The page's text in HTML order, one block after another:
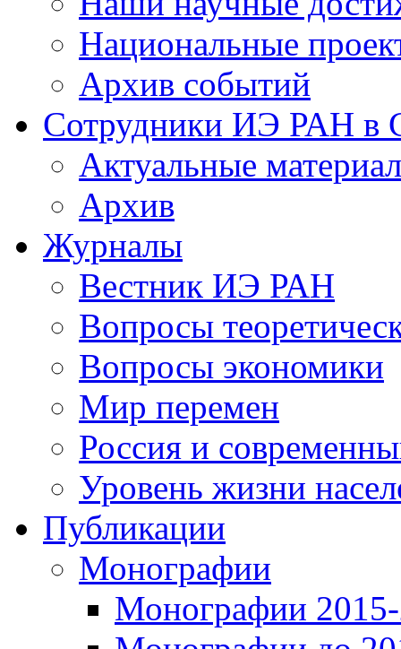
Национальные
Архив событий
Сотрудники ИЭ РАН
Актуальные
Архив
Журналы
Вестник ИЭ РАН
Вопросы
Вопросы экономики
Мир перемен
Россия и
Уровень жизни
Публикации
Монографии
Монографии 2015-